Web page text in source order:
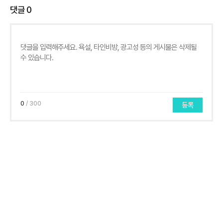
댓글0
0 / 300 등록